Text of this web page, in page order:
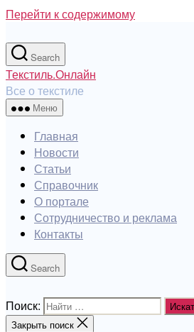
Перейти к содержимому
Search
Текстиль.Онлайн
Все о текстиле
Меню
Главная
Новости
Статьи
Справочник
О портале
Сотрудничество и реклама
Контакты
Search
Поиск:
Закрыть поиск